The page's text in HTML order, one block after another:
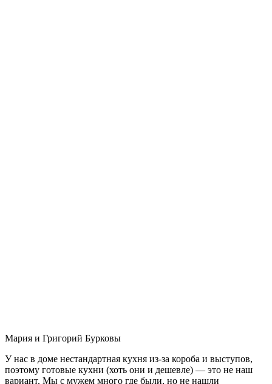
Мария и Григорий Бурковы
У нас в доме нестандартная кухня из-за короба и выступов,
поэтому готовые кухни (хоть они и дешевле) — это не наш
вариант. Мы с мужем много где были, но не нашли